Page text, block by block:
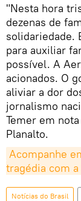
"Nesta hora
dezenas de
solidariedade.
para auxiliar
possível. A
acionados. O
aliviar a dor
jornalismo
Temer em
Planalto.
Acompanhe
tragédia com
Notícias do Brasil